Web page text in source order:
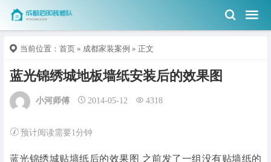
当前位置： 首页 » 成都家装案例 » 正文
蓝光锦绣城地板墙纸安装后的效果图
小河师傅 2014-05-12 4318
预计阅读需要1分钟
蓝光锦绣城贴墙纸后的效果图 之前发了一组没有贴墙纸的